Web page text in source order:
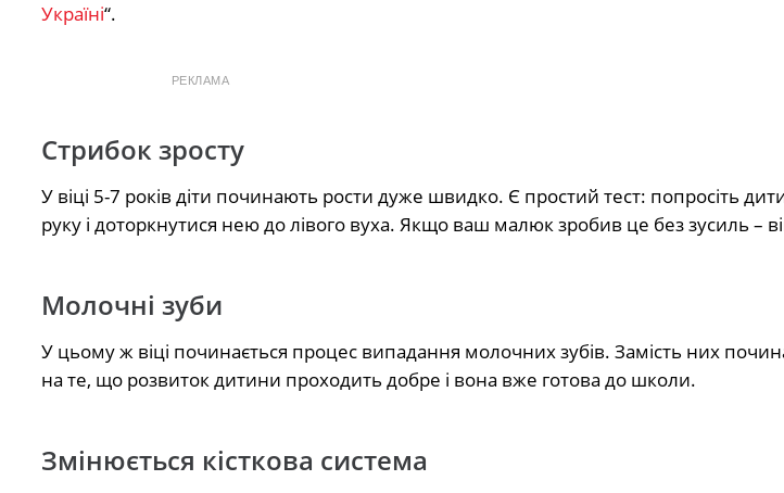
Україні“.
РЕКЛАМА
Стрибок зросту
У віці 5-7 років діти починають рости дуже швидко. Є простий тест: попросіть
руку і доторкнутися нею до лівого вуха. Якщо ваш малюк зробив це без зусиль –
Молочні зуби
У цьому ж віці починається процес випадання молочних зубів. Замість них
на те, що розвиток дитини проходить добре і вона вже готова до школи.
Змінюється кісткова система